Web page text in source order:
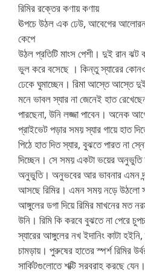
রিমির রক্তের কণায় কণায়
ঊপচে উঠল এক ঢেউ, আবেগের আলোরন
কেপে
উঠল প্রতিটি মাংস পেশী। দুই রান
ভুল করে বসেছে । কিন্তু স্যারের
ঢেকে ঘুমাচ্ছেন। রিমা আস্তে আস্তে
মনে ভাবল স্যার না জেনেই হাত
পারছেনা, উনি লজ্জা পাবেন। অনেক
প্রাইভেট পড়ার সময় স্যার গায়ে
পিঠে হাত দিত স্যার, বুঝতে পারত না
দিচ্ছেন। সে সময় একটা ভয়ের
অনুভুতি। অনুভবের আর ভাবনার এমন
আসছে রিমির। এমন সময় নড়ে উঠলো
আঙ্গুলের ডগা দিয়ে রিমির মাখনের মত
উনি। রিমি কি করবে বুঝতে না পেরে
স্যারের আঙ্গুলের নখ ইদানিং কাটা
চামড়ায়। পুরুষের হাতের স্পর্শ রিমির
সার্কিটগুলোতে শক্টি সরবরাহ করছে যেন।